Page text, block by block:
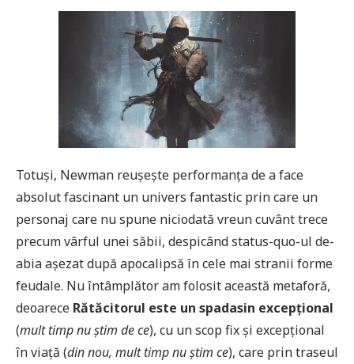
Totuși, Newman reușește performanța de a face
absolut fascinant un univers fantastic prin care un
personaj care nu spune niciodată vreun cuvânt trece
precum vârful unei săbii, despicând status-quo-ul de-
abia așezat după apocalipsă în cele mai stranii forme
feudale. Nu întâmplător am folosit această metaforă,
deoarece Rătăcitorul este un spadasin excepțional
(mult timp nu știm de ce), cu un scop fix și excepțional
în viață (din nou, mult timp nu știm ce), care prin traseul